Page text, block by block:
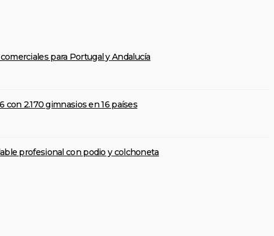
para Portugal y Andalucía
2.170 gimnasios en 16 países
profesional con podio y colchoneta